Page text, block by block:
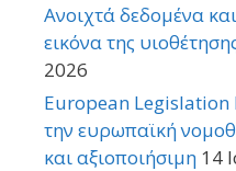
Ανοιχτά δεδομένα
εικόνα της
2026
European Legislation
την ευρωπαϊκή
και αξιοποιήσιμη 14